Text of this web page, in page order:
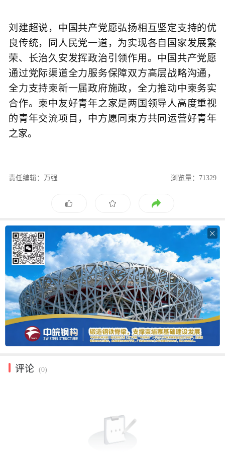
刘建超说，中国共产党愿弘扬相互坚定支持的优
良传统，同人民党一道，为实现各自国家发展繁
荣、长治久安发挥政治引领作用。中国共产党愿
通过党际渠道全力服务保障双方高层战略沟通，
全力支持柬新一届政府施政，全力推动中柬务实
合作。柬中友好青年之家是两国领导人高度重视
的青年交流项目，中方愿同柬方共同运营好青年
之家。
责任编辑：万强 浏览量：71329

评论 (0)